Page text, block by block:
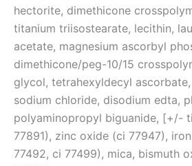
hectorite, dimethicone
titanium triisostearate, lecithin,
acetate, magnesium ascorbyl
dimethicone/peg-10/15
glycol, tetrahexyldecyl
sodium chloride, disodium edta,
polyaminopropyl biguanide, [+/-
77891), zinc oxide (ci 77947),
77492, ci 77499), mica, bismuth